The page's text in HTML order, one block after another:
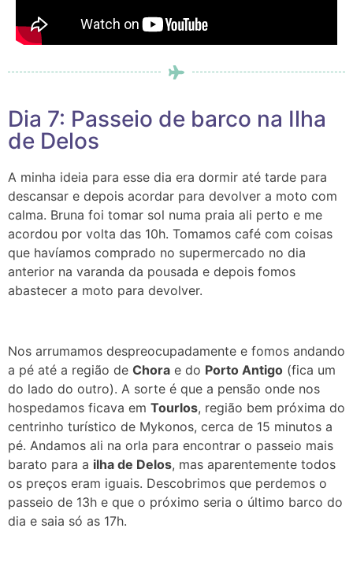
Dia 7: Passeio de barco na Ilha
de Delos
A minha ideia para esse dia era dormir até tarde para
descansar e depois acordar para devolver a moto com
calma. Bruna foi tomar sol numa praia ali perto e me
acordou por volta das 10h. Tomamos café com coisas
que havíamos comprado no supermercado no dia
anterior na varanda da pousada e depois fomos
abastecer a moto para devolver.
Nos arrumamos despreocupadamente e fomos andando
a pé até a região de Chora e do Porto Antigo (fica um
do lado do outro). A sorte é que a pensão onde nos
hospedamos ficava em Tourlos, região bem próxima do
centrinho turístico de Mykonos, cerca de 15 minutos a
pé. Andamos ali na orla para encontrar o passeio mais
barato para a ilha de Delos, mas aparentemente todos
os preços eram iguais. Descobrimos que perdemos o
passeio de 13h e que o próximo seria o último barco do
dia e saia só as 17h.